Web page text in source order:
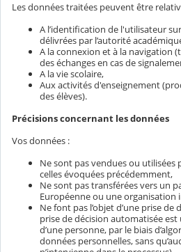
Les données traitées peuvent être
A l’identification de l'utilisateur
délivrées par l’autorité
A la connexion et à la navigation
des échanges en cas de
A la vie scolaire,
Aux activités d'enseignement
des élèves).
Précisions concernant les données
Vos données :
Ne sont pas vendues ou
celles évoquées précédemment,
Ne sont pas transférées vers un
Européenne ou une organisation
Ne font pas l’objet d’une prise
prise de décision automatisée est
d’une personne, par le biais
données personnelles, sans